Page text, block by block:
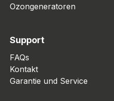
Ozongeneratoren
Support
FAQs
Kontakt
Garantie und Service